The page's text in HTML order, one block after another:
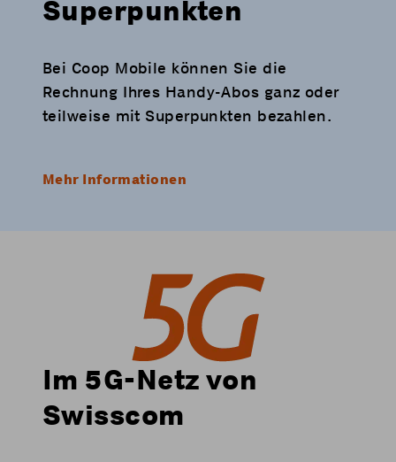
Superpunkten
Bei Coop Mobile können Sie die
Rechnung Ihres Handy-Abos ganz oder
teilweise mit Superpunkten bezahlen.
Mehr Informationen
Im 5G-Netz von
Swisscom